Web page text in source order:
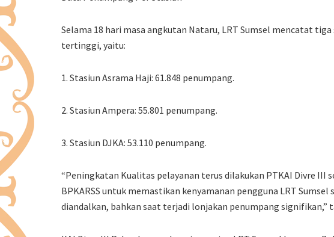
Selama 18 hari masa angkutan Nataru, LRT Sumsel mencatat
tertinggi, yaitu:
1. Stasiun Asrama Haji: 61.848 penumpang.
2. Stasiun Ampera: 55.801 penumpang.
3. Stasiun DJKA: 53.110 penumpang.
“Peningkatan Kualitas pelayanan terus dilakukan PTKAI Divre III
BPKARSS untuk memastikan kenyamanan pengguna LRT
diandalkan, bahkan saat terjadi lonjakan penumpang signifikan,”